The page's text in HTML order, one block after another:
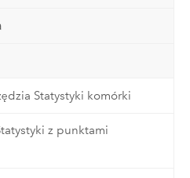
Statystyki komórki
z punktami